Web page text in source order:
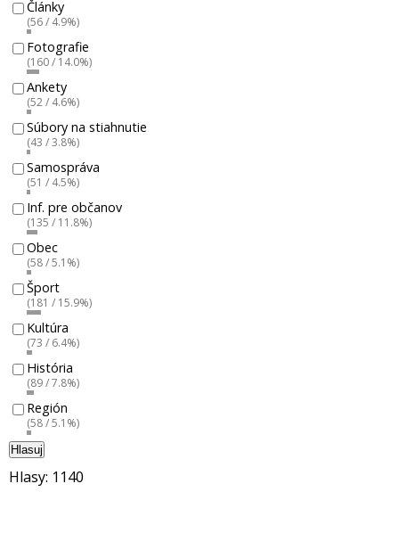
Články
(56 / 4.9%)
Fotografie
(160 / 14.0%)
Ankety
(52 / 4.6%)
Súbory na stiahnutie
(43 / 3.8%)
Samospráva
(51 / 4.5%)
Inf. pre občanov
(135 / 11.8%)
Obec
(58 / 5.1%)
Šport
(181 / 15.9%)
Kultúra
(73 / 6.4%)
História
(89 / 7.8%)
Región
(58 / 5.1%)
Hlasuj
Hlasy: 1140